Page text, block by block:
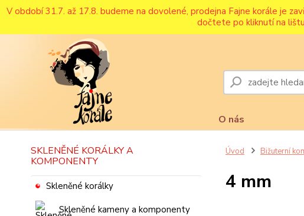
V období 31.7. až 17.8. budeme na dovolené, prodejna Fajne korále je
dočtete po kliknutí na
O nás
SKLENĚNÉ KORÁLKY A
KOMPONENTY
Skleněné korálky
Skleněné kameny a komponenty
Úvod Bižuterní
4 mm